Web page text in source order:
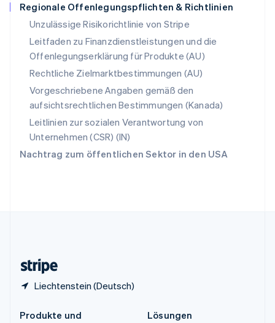
Regionale Offenlegungspflichten & Richtlinien
Unzulässige Risikorichtlinie von Stripe
Leitfaden zu Finanzdienstleistungen und die
Offenlegungserklärung für Produkte (AU)
Rechtliche Zielmarktbestimmungen (AU)
Vorgeschriebene Angaben gemäß den
aufsichtsrechtlichen Bestimmungen (Kanada)
Leitlinien zur sozialen Verantwortung von
Unternehmen (CSR) (IN)
Nachtrag zum öffentlichen Sektor in den USA
Liechtenstein (Deutsch)
Slowenien
English Italiano
Sonderverwaltungsregion Hongkong,
China
English简体中文
Spanien
Thailand
ไทยEnglish
Tschechische Republik
English
English
Produkte und
Lösungen